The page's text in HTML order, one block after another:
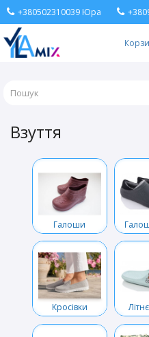
+380502310039 Юра
Взуття
Галоши
Кросівки